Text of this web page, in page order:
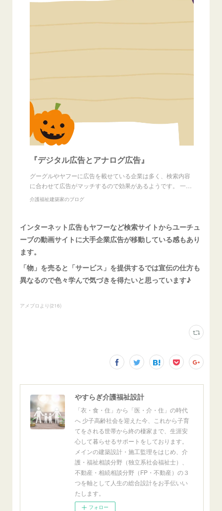
『デジタル広告とアナログ広告』
グーグルやヤフーに広告を載せている企業は多く、検索内容
に合わせて広告がマッチするので効果があるようです。 一…
介護福祉建築家のブログ
インターネット広告もヤフーなど検索サイトからユーチュ
ーブの動画サイトに大手企業広告が移動している感もあり
ます。
「物」を売ると「サービス」を提供するでは宣伝の仕方も
異なるので色々学んで気づきを得たいと思っています♪
アメブロより (216)
やすらぎ介護福祉設計
「衣・食・住」から「医・介・住」の時代
へ 少子高齢社会を迎えた今、これから子育
てをされる世帯から終の棲家まで、生涯安
心して暮らせるサポートをしております。
メインの建築設計・施工監理をはじめ、介
護・福祉相談分野（独立系社会福祉士）、
不動産・相続相談分野（FP・不動産）の３
つを軸として人生の総合設計をお手伝いい
たします。
フォロー